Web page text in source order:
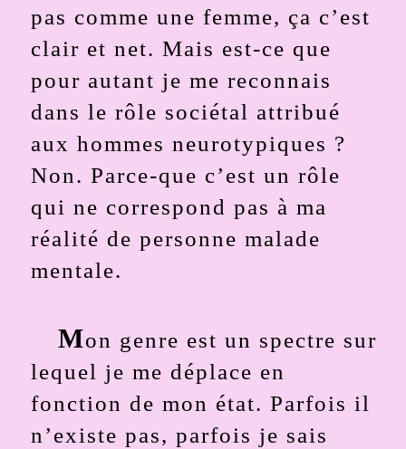
pas comme une femme, ça c’est
clair et net. Mais est-ce que
pour autant je me reconnais
dans le rôle sociétal attribué
aux hommes neurotypiques ?
Non. Parce-que c’est un rôle
qui ne correspond pas à ma
réalité de personne malade
mentale.
Mon genre est un spectre sur
lequel je me déplace en
fonction de mon état. Parfois il
n’existe pas, parfois je sais